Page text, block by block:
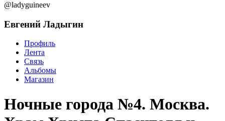
@ladyguineev
Евгений Ладыгин
Профиль
Лента
Связь
Альбомы
Магазин
Ночные города №4. Москва.